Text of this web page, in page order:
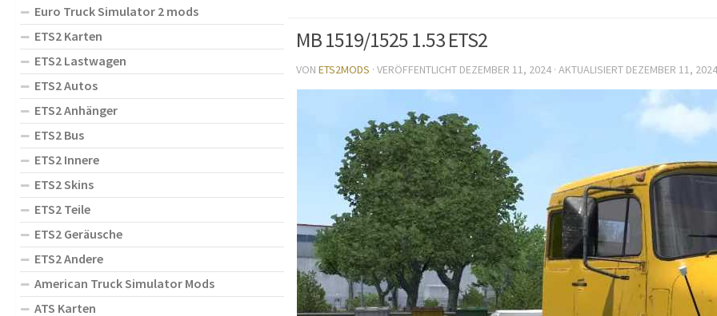
MB 1519/1525 1.53 ETS2
VON ETS2MODS · VERÖFFENTLICHT DEZEMBER 11, 2024 · AKTUALISIERT DEZEMBER 11, 2024
Euro Truck Simulator 2 mods
ETS2 Karten
ETS2 Lastwagen
ETS2 Autos
ETS2 Anhänger
ETS2 Bus
ETS2 Innere
ETS2 Skins
ETS2 Teile
ETS2 Geräusche
ETS2 Andere
American Truck Simulator Mods
ATS Karten